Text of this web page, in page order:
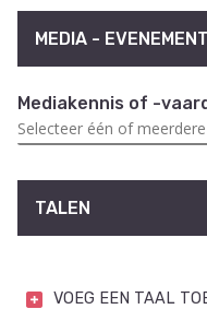
MEDIA - EVENEMENT
Mediakennis of -
TALEN
VOEG EEN TAAL